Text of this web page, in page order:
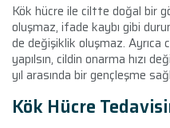
Kök hücre ile ciltte doğal bir
oluşmaz, ifade kaybı gibi
de değişiklik oluşmaz. Ayrıca
yapılsın, cildin onarma hızı
yıl arasında bir gençleşme
Kök Hücre